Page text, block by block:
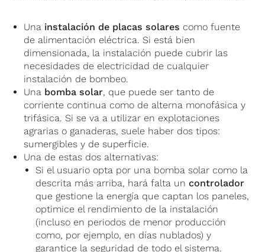
Una instalación de placas solares como fuente
de alimentación eléctrica. Si está bien
dimensionada, la instalación puede cubrir las
necesidades de electricidad de cualquier
instalación de bombeo.
Una bomba solar, que puede ser tanto de
corriente continua como de alterna monofásica y
trifásica. Si se va a utilizar en explotaciones
agrarias o ganaderas, suele haber dos tipos:
sumergibles y de superficie.
Una de estas dos alternativas:
Si el usuario opta por una bomba solar como la
descrita más arriba, hará falta uncontrolador
que gestione la energía que captan los paneles,
optimice el rendimiento de la instalación
(incluso en periodos de menor producción
como, por ejemplo, en días nublados) y
garantice la seguridad de todo el sistema.